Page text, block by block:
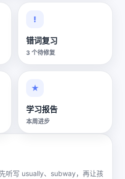
!
错词复习
3 个待修复
★
学习报告
本周进步
听写 usually、subway，再让孩